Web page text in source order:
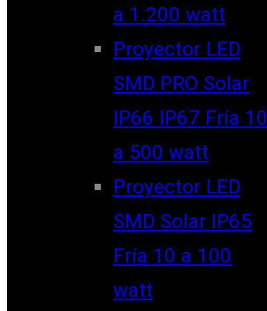
a 1.200 watt
Proyector LED
SMD PRO Solar
IP66 IP67 Fría 10
a 500 watt
Proyector LED
SMD Solar IP65
Fría 10 a 100
watt